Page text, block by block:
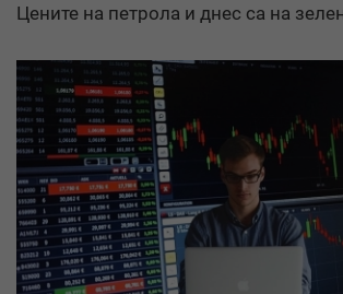
Цените на петрола и днес са на